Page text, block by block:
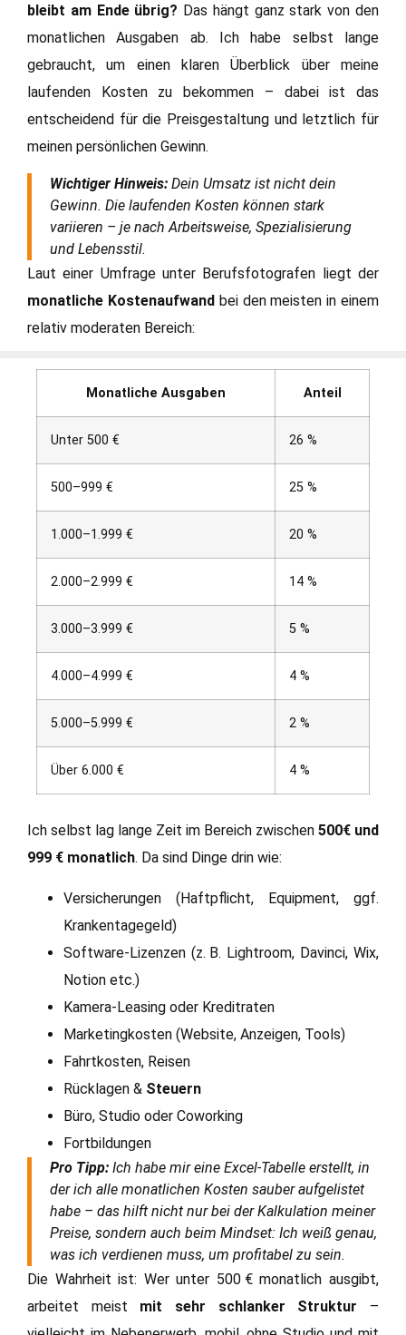
bleibt am Ende übrig? Das hängt ganz stark von den
monatlichen Ausgaben ab. Ich habe selbst lange
gebraucht, um einen klaren Überblick über meine
laufenden Kosten zu bekommen – dabei ist das
entscheidend für die Preisgestaltung und letztlich für
meinen persönlichen Gewinn.
Wichtiger Hinweis: Dein Umsatz ist nicht dein
Gewinn. Die laufenden Kosten können stark
variieren – je nach Arbeitsweise, Spezialisierung
und Lebensstil.
Laut einer Umfrage unter Berufsfotografen liegt der
monatliche Kostenaufwand bei den meisten in einem
relativ moderaten Bereich:
Monatliche Ausgaben Anteil
Unter 500 € 26 %
500–999 € 25 %
1.000–1.999 € 20 %
2.000–2.999 € 14 %
3.000–3.999 € 5 %
4.000–4.999 € 4 %
5.000–5.999 € 2 %
Über 6.000 € 4 %
Ich selbst lag lange Zeit im Bereich zwischen 500€ und
999 € monatlich. Da sind Dinge drin wie:
Versicherungen (Haftpflicht, Equipment, ggf.
Krankentagegeld)
Software-Lizenzen (z. B. Lightroom, Davinci, Wix,
Notion etc.)
Kamera-Leasing oder Kreditraten
Marketingkosten (Website, Anzeigen, Tools)
Fahrtkosten, Reisen
Rücklagen & Steuern
Büro, Studio oder Coworking
Fortbildungen
Pro Tipp: Ich habe mir eine Excel-Tabelle erstellt, in
der ich alle monatlichen Kosten sauber aufgelistet
habe – das hilft nicht nur bei der Kalkulation meiner
Preise, sondern auch beim Mindset: Ich weiß genau,
was ich verdienen muss, um profitabel zu sein.
Die Wahrheit ist: Wer unter 500 € monatlich ausgibt,
arbeitet meist mit sehr schlanker Struktur –